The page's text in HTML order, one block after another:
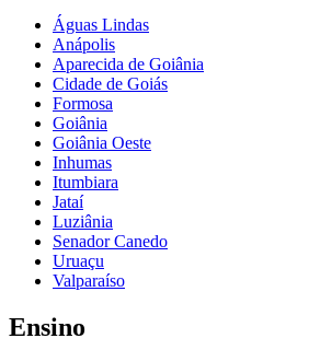
Águas Lindas
Anápolis
Aparecida de Goiânia
Cidade de Goiás
Formosa
Goiânia
Goiânia Oeste
Inhumas
Itumbiara
Jataí
Luziânia
Senador Canedo
Uruaçu
Valparaíso
Ensino